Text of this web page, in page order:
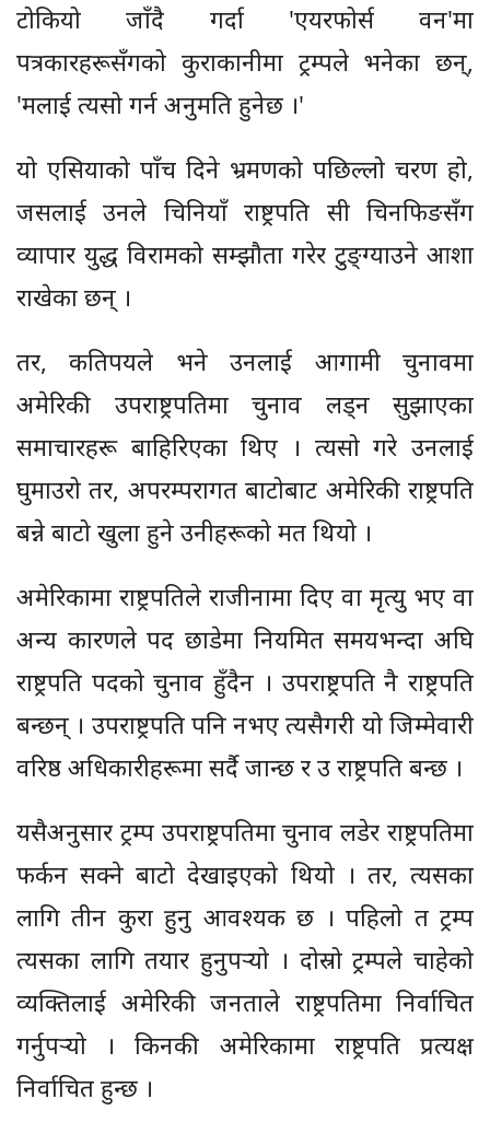
टोकियो जाँदै गर्दा 'एयरफोर्स वन'मा
पत्रकारहरूसँगको कुराकानीमा ट्रम्पले भनेका छन्,
'मलाई त्यसो गर्न अनुमति हुनेछ ।'
यो एसियाको पाँच दिने भ्रमणको पछिल्लो चरण हो,
जसलाई उनले चिनियाँ राष्ट्रपति सी चिनफिङसँग
व्यापार युद्ध विरामको सम्झौता गरेर टुङ्ग्याउने आशा
राखेका छन् ।
तर, कतिपयले भने उनलाई आगामी चुनावमा
अमेरिकी उपराष्ट्रपतिमा चुनाव लड्न सुझाएका
समाचारहरू बाहिरिएका थिए । त्यसो गरे उनलाई
घुमाउरो तर, अपरम्परागत बाटोबाट अमेरिकी राष्ट्रपति
बन्ने बाटो खुला हुने उनीहरूको मत थियो ।
अमेरिकामा राष्ट्रपतिले राजीनामा दिए वा मृत्यु भए वा
अन्य कारणले पद छाडेमा नियमित समयभन्दा अघि
राष्ट्रपति पदको चुनाव हुँदैन । उपराष्ट्रपति नै राष्ट्रपति
बन्छन् । उपराष्ट्रपति पनि नभए त्यसैगरी यो जिम्मेवारी
वरिष्ठ अधिकारीहरूमा सर्दै जान्छ र उ राष्ट्रपति बन्छ ।
यसैअनुसार ट्रम्प उपराष्ट्रपतिमा चुनाव लडेर राष्ट्रपतिमा
फर्कन सक्ने बाटो देखाइएको थियो । तर, त्यसका
लागि तीन कुरा हुनु आवश्यक छ । पहिलो त ट्रम्प
त्यसका लागि तयार हुनुपर्‍यो । दोस्रो ट्रम्पले चाहेको
व्यक्तिलाई अमेरिकी जनताले राष्ट्रपतिमा निर्वाचित
गर्नुपर्‍यो । किनकी अमेरिकामा राष्ट्रपति प्रत्यक्ष
निर्वाचित हुन्छ ।